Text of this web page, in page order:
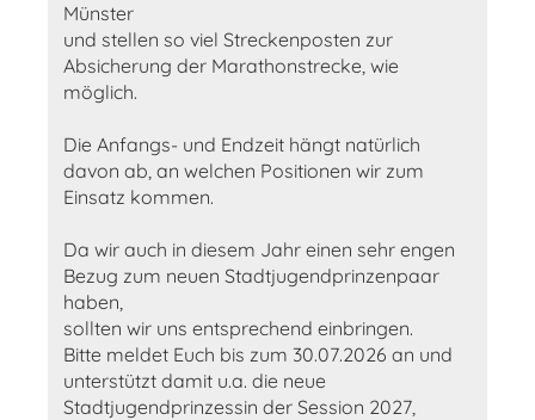
Münster
und stellen so viel Streckenposten zur
Absicherung der Marathonstrecke, wie
möglich.
Die Anfangs- und Endzeit hängt natürlich
davon ab, an welchen Positionen wir zum
Einsatz kommen.
Da wir auch in diesem Jahr einen sehr engen
Bezug zum neuen Stadtjugendprinzenpaar
haben,
sollten wir uns entsprechend einbringen.
Bitte meldet Euch bis zum 30.07.2026 an und
unterstützt damit u.a. die neue
Stadtjugendprinzessin der Session 2027,